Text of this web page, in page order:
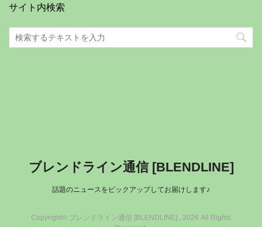
サイト内検索
ブレンドライン通信 [BLENDLINE]
話題のニュースをピックアップしてお届けします♪
Copyright© ブレンドライン通信 [BLENDLINE] , 2026 All Rights